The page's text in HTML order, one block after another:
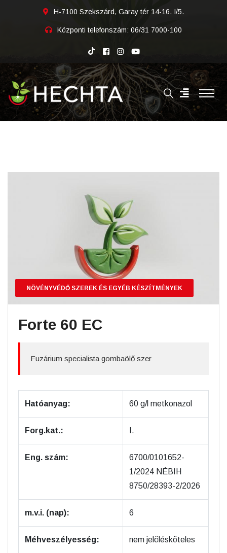
H-7100 Szekszárd, Garay tér 14-16. I/5.
Központi telefonszám: 06/31 7000-100
NÖVÉNYVÉDŐ SZEREK ÉS EGYÉB KÉSZÍTMÉNYEK
Forte 60 EC
Fuzárium specialista gombaölő szer
Hatóanyag: 60 g/l metkonazol
Forg.kat.: I.
Eng. szám:
6700/0101652-
1/2024 NÉBIH
8750/28393-2/2026
m.v.i. (nap): 6
Méhveszélyesség: nem jelölésköteles